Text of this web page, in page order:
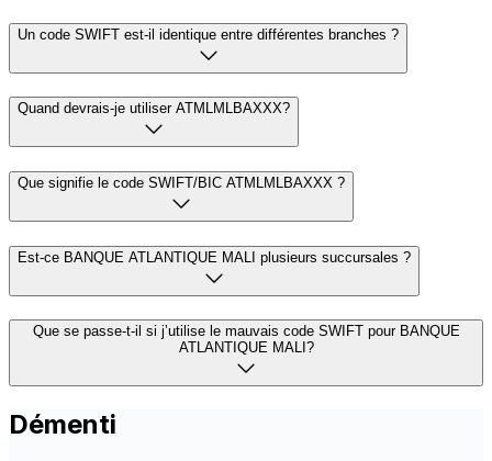
Un code SWIFT est-il identique entre différentes branches ?
Quand devrais-je utiliser ATMLMLBAXXX?
Que signifie le code SWIFT/BIC ATMLMLBAXXX ?
Est-ce BANQUE ATLANTIQUE MALI plusieurs succursales ?
Que se passe-t-il si j’utilise le mauvais code SWIFT pour BANQUE
ATLANTIQUE MALI?
Démenti